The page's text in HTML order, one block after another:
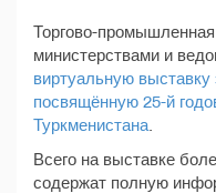
Торгово-
министерствами и
виртуальную выставку
посвящённую 25-й
Туркменистана
Всего на выставке
содержат полную